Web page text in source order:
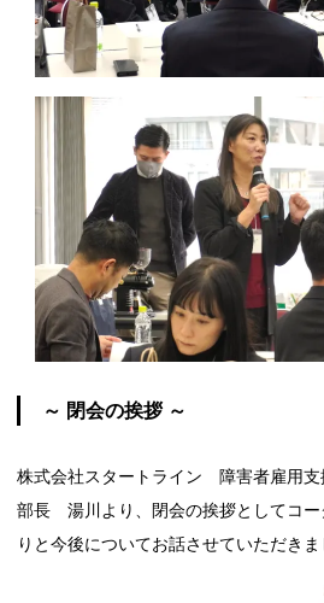
～ 閉会の挨拶 ～
株式会社スタートライン 障害者雇用
部長 湯川より、閉会の挨拶としてコー
りと今後についてお話させていただきま